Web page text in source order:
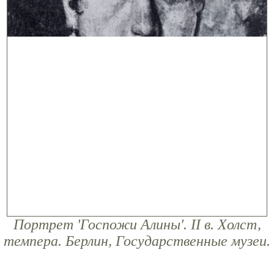
Портрет 'Госпожи Алины'. II в. Холст,
темпера. Берлин, Государственные музеи.